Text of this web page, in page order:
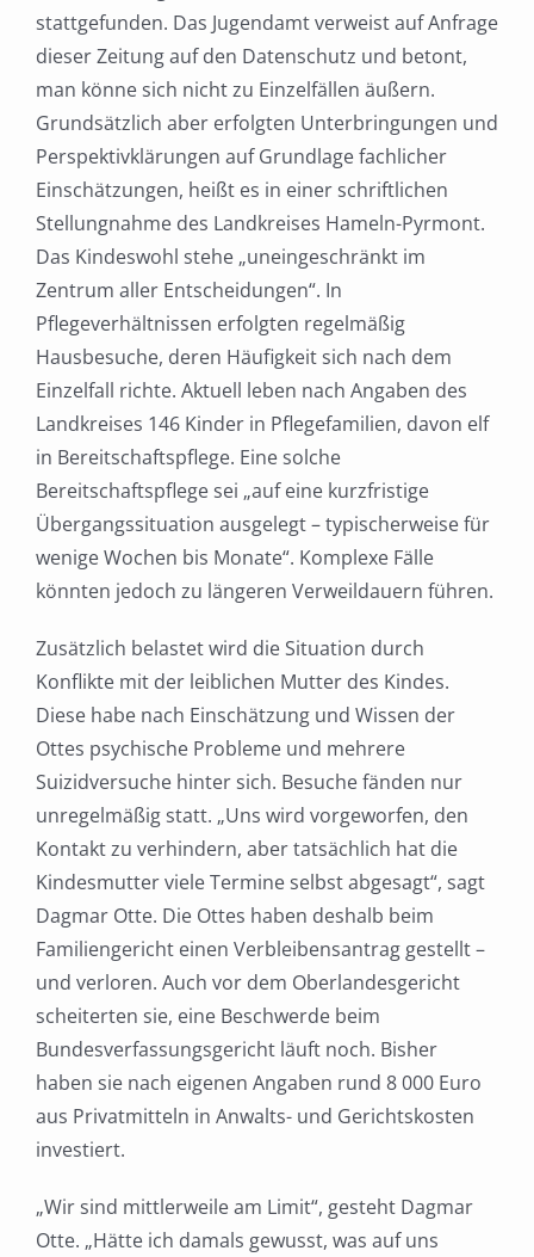
stattgefunden. Das Jugendamt verweist auf Anfrage
dieser Zeitung auf den Datenschutz und betont,
man könne sich nicht zu Einzelfällen äußern.
Grundsätzlich aber erfolgten Unterbringungen und
Perspektivklärungen auf Grundlage fachlicher
Einschätzungen, heißt es in einer schriftlichen
Stellungnahme des Landkreises Hameln-Pyrmont.
Das Kindeswohl stehe „uneingeschränkt im
Zentrum aller Entscheidungen“. In
Pflegeverhältnissen erfolgten regelmäßig
Hausbesuche, deren Häufigkeit sich nach dem
Einzelfall richte. Aktuell leben nach Angaben des
Landkreises 146 Kinder in Pflegefamilien, davon elf
in Bereitschaftspflege. Eine solche
Bereitschaftspflege sei „auf eine kurzfristige
Übergangssituation ausgelegt – typischerweise für
wenige Wochen bis Monate“. Komplexe Fälle
könnten jedoch zu längeren Verweildauern führen.
Zusätzlich belastet wird die Situation durch
Konflikte mit der leiblichen Mutter des Kindes.
Diese habe nach Einschätzung und Wissen der
Ottes psychische Probleme und mehrere
Suizidversuche hinter sich. Besuche fänden nur
unregelmäßig statt. „Uns wird vorgeworfen, den
Kontakt zu verhindern, aber tatsächlich hat die
Kindesmutter viele Termine selbst abgesagt“, sagt
Dagmar Otte. Die Ottes haben deshalb beim
Familiengericht einen Verbleibensantrag gestellt –
und verloren. Auch vor dem Oberlandesgericht
scheiterten sie, eine Beschwerde beim
Bundesverfassungsgericht läuft noch. Bisher
haben sie nach eigenen Angaben rund 8 000 Euro
aus Privatmitteln in Anwalts- und Gerichtskosten
investiert.
„Wir sind mittlerweile am Limit“, gesteht Dagmar
Otte. „Hätte ich damals gewusst, was auf uns